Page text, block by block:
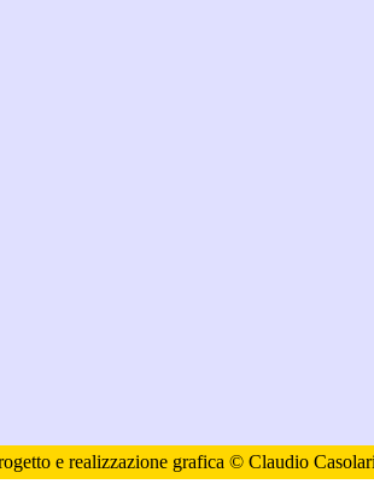
e realizzazione grafica © Claudio